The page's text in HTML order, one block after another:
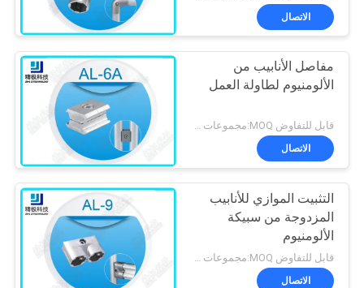
الاتصال
مفاصل الأنابيب من
الألومنيوم لطاولة العمل
قابل للتفاوض MOQ:مجموعات 500
الاتصال
التثبيت الموازي للأنابيب
المزدوجة من سبيكة
الألومنيوم
قابل للتفاوض MOQ:مجموعات 500
الاتصال